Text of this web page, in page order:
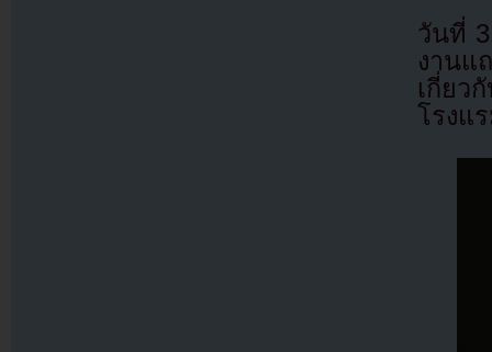
วันที่
งานแ
เกี่ยว
โรงแ